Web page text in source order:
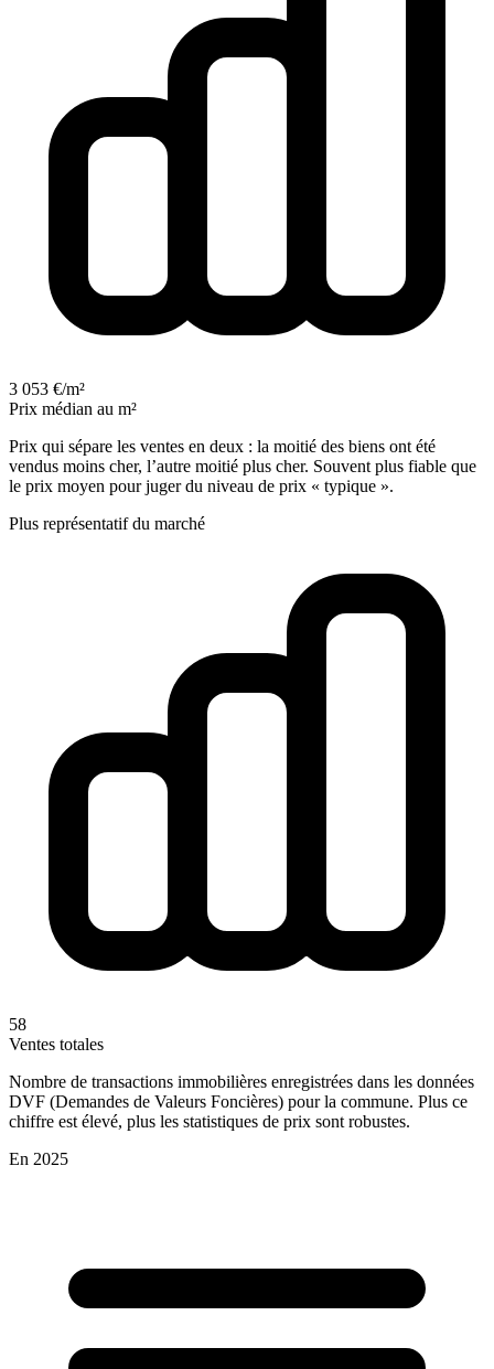
3 053 €/m²
Prix médian au m²
Prix qui sépare les ventes en deux : la moitié des biens ont été
vendus moins cher, l’autre moitié plus cher. Souvent plus fiable que
le prix moyen pour juger du niveau de prix « typique ».
Plus représentatif du marché
58
Ventes totales
Nombre de transactions immobilières enregistrées dans les données
DVF (Demandes de Valeurs Foncières) pour la commune. Plus ce
chiffre est élevé, plus les statistiques de prix sont robustes.
En 2025